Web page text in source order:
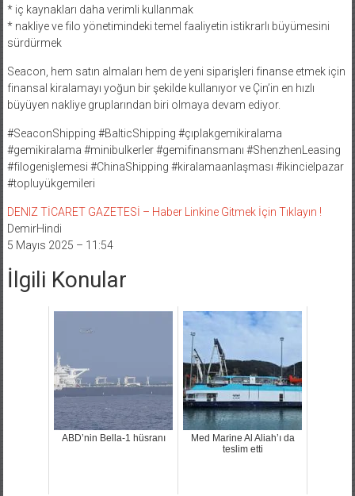
* iç kaynakları daha verimli kullanmak
* nakliye ve filo yönetimindeki temel faaliyetin istikrarlı büyümesini
sürdürmek
Seacon, hem satın almaları hem de yeni siparişleri finanse etmek için
finansal kiralamayı yoğun bir şekilde kullanıyor ve Çin’in en hızlı
büyüyen nakliye gruplarından biri olmaya devam ediyor.
#SeaconShipping #BalticShipping #çıplakgemikiralama
#gemikiralama #minibulkerler #gemifinansmanı #ShenzhenLeasing
#filogenişlemesi #ChinaShipping #kiralamaanlaşması #ikincielpazar
#topluyükgemileri
DENIZ TİCARET GAZETESİ – Haber Linkine Gitmek İçin Tıklayın !
DemirHindi
5 Mayıs 2025 – 11:54
İlgili Konular
ABD’nin Bella-1 hüsranı
Med Marine Al Aliah’ı da
teslim etti